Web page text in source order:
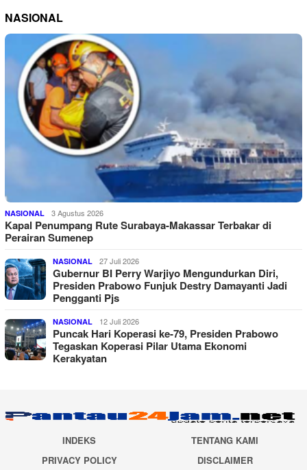
NASIONAL
NASIONAL 3 Agustus 2026
Kapal Penumpang Rute Surabaya-Makassar Terbakar di
Perairan Sumenep
NASIONAL 27 Juli 2026
Gubernur BI Perry Warjiyo Mengundurkan Diri,
Presiden Prabowo Funjuk Destry Damayanti Jadi
Pengganti Pjs
NASIONAL 12 Juli 2026
Puncak Hari Koperasi ke-79, Presiden Prabowo
Tegaskan Koperasi Pilar Utama Ekonomi
Kerakyatan
INDEKS
TENTANG KAMI
PRIVACY POLICY
DISCLAIMER